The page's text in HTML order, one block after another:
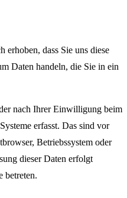
erhoben, dass Sie uns diese
Daten handeln, die Sie in ein
nach Ihrer Einwilligung beim
erfasst. Das sind vor
Betriebssystem oder
dieser Daten erfolgt
betreten.